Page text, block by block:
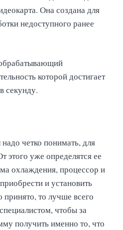
Она создана для
недоступного ранее
которой достигает
секунду.
четко понимать, для
этого уже определятся ее
охлаждения, процессор и
и установить
принято, то лучше всего
чтобы за
получить именно то, что